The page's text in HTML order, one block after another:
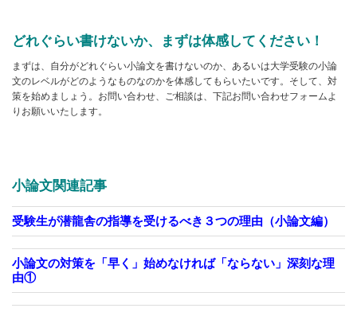
どれぐらい書けないか、まずは体感してください！
まずは、自分がどれぐらい小論文を書けないのか、あるいは大学受験の小論
文のレベルがどのようなものなのかを体感してもらいたいです。そして、対
策を始めましょう。お問い合わせ、ご相談は、下記お問い合わせフォームよ
りお願いいたします。
小論文関連記事
受験生が潜龍舎の指導を受けるべき３つの理由（小論文編）
小論文の対策を「早く」始めなければ「ならない」深刻な理
由①